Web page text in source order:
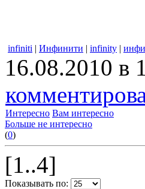
infiniti | Инфинити | infinity |
16.08.2010 в
Интересно Вам интересно
Больше не интересно
(0)
[1..4]
Показывать по: